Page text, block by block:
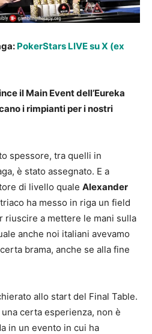
PokerStars LIVE su X (ex
il Main Event dell’Eureka
i rimpianti per i nostri
spessore, tra quelli in
è stato assegnato. E a
di livello quale Alexander
ha messo in riga un field
riuscire a mettere le mani sulla
anche noi italiani avevamo
brama, anche se alla fine
allo start del Final Table.
certa esperienza, non è
in un evento in cui ha